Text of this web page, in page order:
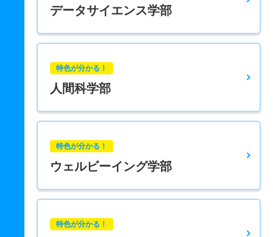
データサイエンス学部
特色が分かる！
人間科学部
特色が分かる！
ウェルビーイング学部
特色が分かる！